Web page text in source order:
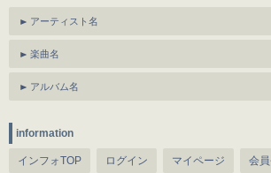
アーティスト名
楽曲名
アルバム名
information
インフォTOP ログイン マイページ 会